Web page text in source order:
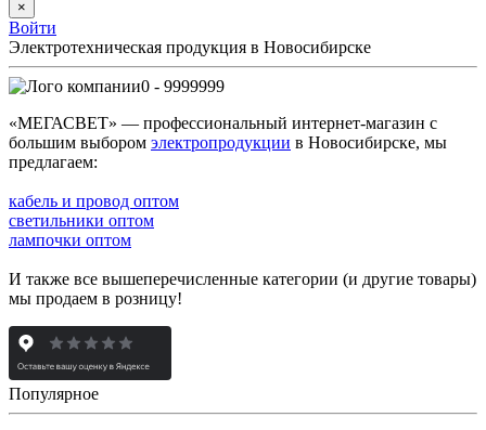
×
Войти
Электротехническая продукция в Новосибирске
0 - 9999999
«МЕГАСВЕТ» — профессиональный интернет-магазин с
большим выбором электропродукции в Новосибирске, мы
предлагаем:
кабель и провод оптом
светильники оптом
лампочки оптом
И также все вышеперечисленные категории (и другие товары)
мы продаем в розницу!
Популярное